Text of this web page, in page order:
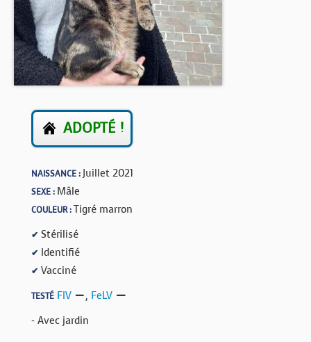
BOUTIQUE
FORUM
ADOPTÉ !
NAISSANCE : Juillet 2021
SEXE : Mâle
COULEUR :Tigré marron
✔ Stérilisé
✔ Identifié
✔ Vacciné
TESTÉ FIV , FeLV
- Avec jardin